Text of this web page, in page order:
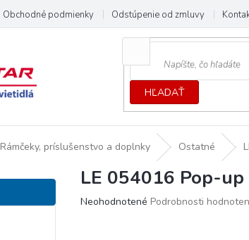
Obchodné podmienky Odstúpenie od zmluvy
HĽADAŤ
Rámčeky, príslušenstvo a doplnky Ostatné
LE 054016 Pop-
Priemerné
Neohodnotené Podrobnosti